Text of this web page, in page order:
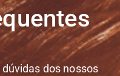
dos nossos